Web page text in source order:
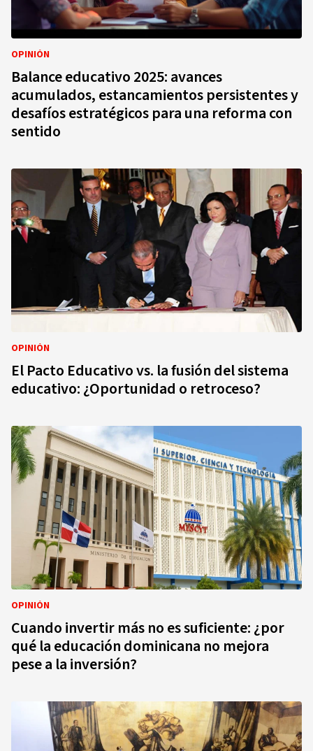
OPINIÓN
Balance educativo 2025: avances
acumulados, estancamientos persistentes y
desafíos estratégicos para una reforma con
sentido
OPINIÓN
El Pacto Educativo vs. la fusión del sistema
educativo: ¿Oportunidad o retroceso?
OPINIÓN
Cuando invertir más no es suficiente: ¿por
qué la educación dominicana no mejora
pese a la inversión?